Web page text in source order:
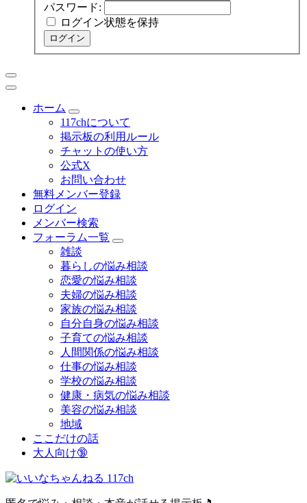
パスワード:
ログイン状態を保持
ログイン
ホーム
117chについて
掲示板の利用ルール
チャットの使い方
公式X
お問い合わせ
無料メンバー登録
ログイン
メンバー検索
フォーラム一覧
雑談
暮らしの悩み相談
恋愛の悩み相談
夫婦の悩み相談
家族の悩み相談
自分自身の悩み相談
子育ての悩み相談
人間関係の悩み相談
仕事の悩み相談
学校の悩み相談
健康・病気の悩み相談
美容の悩み相談
地域
ここだけの話
大人向け🔞